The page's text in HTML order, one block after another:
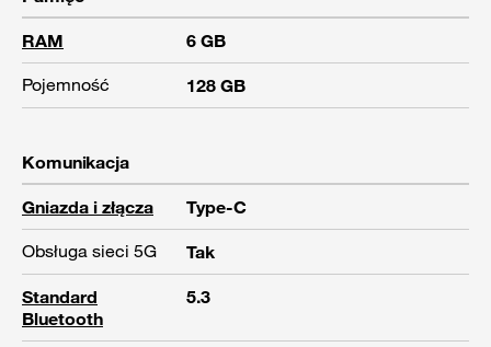
RAM
6 GB
Pojemność
128 GB
Komunikacja
Gniazda i złącza
Type-C
Obsługa sieci 5G
Tak
Standard
Bluetooth
5.3